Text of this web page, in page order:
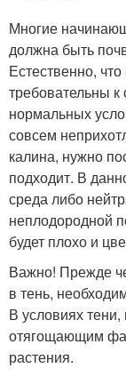
Многие
должна быть
Естественно,
требовательны
нормальных
совсем
калина, нужно
подходит. В
среда либо
неплодородной
будет плохо и
Важно! Прежде
в тень,
В условиях
отягощающим
растения.